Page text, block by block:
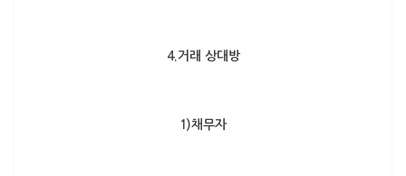
4.거래 상대방
1)채무자